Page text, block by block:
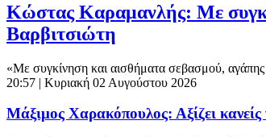
Κώστας Καραμανλής: Με
Βαρβιτσιώτη
«Με συγκίνηση και αισθήματα σεβασμού, αγάπης
20:57 | Κυριακή 02 Αυγούστου 2026
Μάξιμος Χαρακόπουλος: Αξίζει